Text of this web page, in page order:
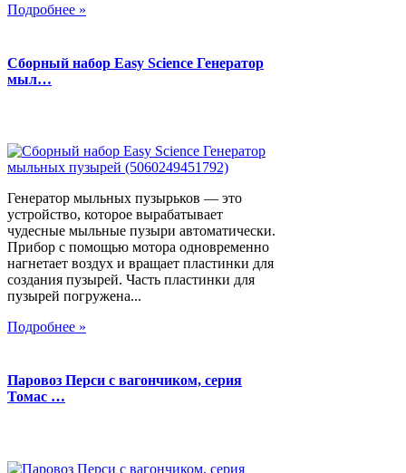
Подробнее »
Сборный набор Easy Science Генератор
мыл…
Генератор мыльных пузырьков — это
устройство, которое вырабатывает
чудесные мыльные пузыри автоматически.
Прибор с помощью мотора одновременно
нагнетает воздух и вращает пластинки для
создания пузырей. Часть пластинки для
пузырей погружена...
Подробнее »
Паровоз Перси с вагончиком, серия
Томас …